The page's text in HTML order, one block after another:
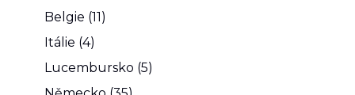
Belgie (11)
Itálie (4)
Lucembursko (5)